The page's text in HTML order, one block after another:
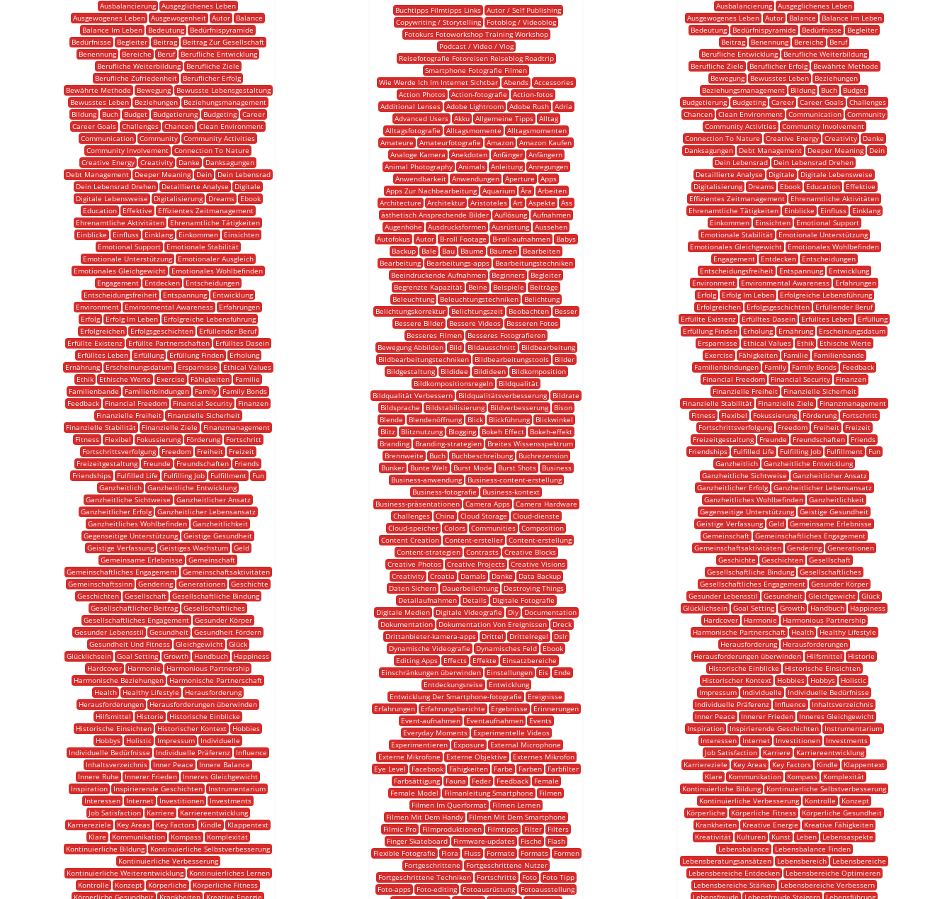
Ausbalancierung Ausgeglichenes Leben
Ausgewogenes Leben Ausgewogenheit Autor
Balance
Balance Im Leben
Bedeutung
Bedürfnispyramide
Bedürfnisse
Begleiter Beitrag
Beitrag Zur Gesellschaft
Benennung
Bereiche Beruf
Berufliche Entwicklung
Berufliche Weiterbildung
Berufliche Ziele
Berufliche Zufriedenheit
Beruflicher Erfolg
Bewährte Methode
Bewegung
Bewusste Lebensgestaltung
Bewusstes Leben
Beziehungen
Beziehungsmanagement
Bildung
Buch Budget Budgetierung Budgeting
Career
Career Goals Challenges Chancen Clean Environment
Communication Community Community Activities
Community Involvement Connection To Nature
Creative Energy Creativity Danke
Danksagungen
Debt Management
Deeper Meaning Dein
Dein Lebensrad
Dein Lebensrad Drehen
Detaillierte Analyse
Digitale
Digitale Lebensweise
Digitalisierung Dreams
Ebook
Education
Effektive
Effizientes Zeitmanagement
Ehrenamtliche Aktivitäten
Ehrenamtliche Tätigkeiten
Einblicke
Einfluss Einklang Einkommen
Einsichten
Emotional Support
Emotionale Stabilität
Emotionale Unterstützung
Emotionaler Ausgleich
Emotionales Gleichgewicht
Emotionales Wohlbefinden
Engagement
Entdecken
Entscheidungen
Entscheidungsfreiheit
Entspannung
Entwicklung
Environment
Environmental Awareness
Erfahrungen
Erfolg
Erfolg Im Leben
Erfolgreiche Lebensführung
Erfolgreichen
Erfolgsgeschichten
Erfüllender Beruf
Erfüllte Existenz
Erfüllte Partnerschaften
Erfülltes Dasein
Erfülltes Leben
Erfüllung Erfüllung Finden
Erholung
Ernährung
Erscheinungsdatum Ersparnisse
Ethical Values
Ethik
Ethische Werte Exercise Fähigkeiten
Familie
Familienbande
Familienbindungen Family
Family Bonds
Feedback
Financial Freedom Financial Security
Finanzen
Finanzielle Freiheit
Finanzielle Sicherheit
Finanzielle Stabilität
Finanzielle Ziele
Finanzmanagement
Fitness
Flexibel Fokussierung Förderung
Fortschritt
Fortschrittsverfolgung
Freedom Freiheit
Freizeit
Freizeitgestaltung
Freunde Freundschaften
Friends
Friendships
Fulfilled Life Fulfilling Job Fulfillment
Fun
Ganzheitlich Ganzheitliche Entwicklung
Ganzheitliche Sichtweise
Ganzheitlicher Ansatz
Ganzheitlicher Erfolg
Ganzheitlicher Lebensansatz
Ganzheitliches Wohlbefinden Ganzheitlichkeit
Gegenseitige Unterstützung Geistige Gesundheit
Geistige Verfassung
Geistiges Wachstum
Geld
Gemeinsame Erlebnisse
Gemeinschaft
Gemeinschaftliches Engagement
Gemeinschaftsaktivitäten
Gemeinschaftssinn
Gendering Generationen
Geschichte
Geschichten
Gesellschaft
Gesellschaftliche Bindung
Gesellschaftlicher Beitrag Gesellschaftliches
Gesellschaftliches Engagement Gesunder Körper
Gesunder Lebensstil
Gesundheit Gesundheit Fördern
Gesundheit Und Fitness
Gleichgewicht
Glück
Glücklichsein Goal Setting Growth Handbuch
Happiness
Hardcover
Harmonie
Harmonious Partnership
Harmonische Beziehungen
Harmonische Partnerschaft
Health
Healthy Lifestyle
Herausforderung
Herausforderungen
Herausforderungen überwinden
Hilfsmittel
Historie
Historische Einblicke
Historische Einsichten
Historischer Kontext
Hobbies
Hobbys
Holistic Impressum
Individuelle
Individuelle Bedürfnisse
Individuelle Präferenz
Influence
Inhaltsverzeichnis
Inner Peace
Innere Balance
Innere Ruhe
Innerer Frieden
Inneres Gleichgewicht
Inspiration
Inspirierende Geschichten
Instrumentarium
Interessen
Internet Investitionen
Investments
Job Satisfaction
Karriere
Karriereentwicklung
Karriereziele
Key Areas Key Factors Kindle
Klappentext
Klare
Kommunikation Kompass
Komplexität
Kontinuierliche Bildung
Kontinuierliche Selbstverbesserung
Kontinuierliche Verbesserung
Kontinuierliche Weiterentwicklung
Kontinuierliches Lernen
Kontrolle
Konzept Körperliche
Körperliche Fitness
Körperliche Gesundheit
Krankheiten
Kreative Energie
Buchtipps Filmtipps Links
Autor / Self Publishing
Copywriting / Storytelling
Fotoblog / Videoblog
Fotokurs Fotoworkshop Training Workshop
Podcast / Video / Vlog
Reisefotografie Fotoreisen Reiseblog Roadtrip
Smartphone Fotografie Filmen
Wie Werde Ich Im Internet Sichtbar
Abends
Accessories
Action Photos Action-fotografie
Action-fotos
Additional Lenses
Adobe Lightroom Adobe Rush
Adria
Advanced Users
Akku Allgemeine Tipps
Alltag
Alltagsfotografie
Alltagsmomente
Alltagsmomenten
Amateure
Amateurfotografie Amazon Amazon Kaufen
Analoge Kamera
Anekdoten Anfänger
Anfängern
Animal Photography
Animals Anleitung
Anregungen
Anwendbarkeit Anwendungen Aperture
Apps
Apps Zur Nachbearbeitung
Aquarium Ära
Arbeiten
Architecture
Architektur Aristoteles Art Aspekte
Ass
ästhetisch Ansprechende Bilder Auflösung Aufnahmen
Augenhöhe
Ausdrucksformen Ausrüstung Aussehen
Autofokus
Autor B-roll Footage B-roll-aufnahmen
Babys
Backup
Bale Bau Bäume Bäumen
Bearbeiten
Bearbeitung
Bearbeitungs-apps
Bearbeitungstechniken
Beeindruckende Aufnahmen
Beginners
Begleiter
Begrenzte Kapazität
Beine Beispiele
Beiträge
Beleuchtung
Beleuchtungstechniken
Belichtung
Belichtungskorrektur
Belichtungszeit Beobachten
Besser
Bessere Bilder
Bessere Videos
Besseren Fotos
Besseres Filmen
Besseres Fotografieren
Bewegung Abbilden
Bild Bildausschnitt
Bildbearbeitung
Bildbearbeitungstechniken
Bildbearbeitungstools
Bilder
Bildgestaltung
Bildidee Bildideen
Bildkomposition
Bildkompositionsregeln
Bildqualität
Bildqualität Verbessern
Bildqualitätsverbesserung
Bildrate
Bildsprache
Bildstabilisierung Bildverbesserung
Bison
Blende
Blendenöffnung Blick Blickführung
Blickwinkel
Blitz
Blitznutzung Blogging Bokeh Effect
Bokeh-effekt
Branding
Branding-strategien
Breites Wissensspektrum
Brennweite
Buch Buchbeschreibung
Buchrezension
Bunker
Bunte Welt Burst Mode Burst Shots
Business
Business-anwendung
Business-content-erstellung
Business-fotografie
Business-kontext
Business-präsentationen
Camera Apps
Camera Hardware
Challenges
China Cloud Storage
Cloud-dienste
Cloud-speicher Colors Communities Composition
Content Creation
Content-ersteller
Content-erstellung
Content-strategien
Contrasts
Creative Blocks
Creative Photos
Creative Projects
Creative Visions
Creativity
Croatia Damals Danke
Data Backup
Daten Sichern
Dauerbelichtung
Destroying Things
Detailaufnahmen
Details
Digitale Fotografie
Digitale Medien
Digitale Videografie Diy
Documentation
Dokumentation
Dokumentation Von Ereignissen
Dreck
Drittanbieter-kamera-apps
Drittel Drittelregel
Dslr
Dynamische Videografie
Dynamisches Feld
Ebook
Editing Apps
Effects Effekte
Einsatzbereiche
Einschränkungen überwinden
Einstellungen Eis
Ende
Entdeckungsreise
Entwicklung
Entwicklung Der Smartphone-fotografie
Ereignisse
Erfahrungen
Erfahrungsberichte Ergebnisse
Erinnerungen
Event-aufnahmen
Eventaufnahmen
Events
Everyday Moments
Experimentelle Videos
Experimentieren
Exposure
External Microphone
Externe Mikrofone
Externe Objektive
Externes Mikrofon
Eye Level
Facebook Fähigkeiten Farbe Farben
Farbfilter
Farbsättigung
Fauna Feder Feedback
Female
Female Model
Filmanleitung Smartphone
Filmen
Filmen Im Querformat
Filmen Lernen
Filmen Mit Dem Handy
Filmen Mit Dem Smartphone
Filmic Pro
Filmproduktionen Filmtipps Filter
Filters
Finger Skateboard
Firmware-updates Fische
Flash
Flexible Fotografie
Flora Fluss Formate Formats
Formen
Fortgeschrittene
Fortgeschrittene Nutzer
Fortgeschrittene Techniken
Fortschritte Foto
Foto Tipp
Foto-apps
Foto-editing Fotoausrüstung
Fotoausstellung
Ausbalancierung Ausgeglichenes Leben
Ausgewogenes Leben
Autor Balance
Balance Im Leben
Bedeutung
Bedürfnispyramide Bedürfnisse
Begleiter
Beitrag
Benennung Bereiche
Beruf
Berufliche Entwicklung
Berufliche Weiterbildung
Berufliche Ziele
Beruflicher Erfolg
Bewährte Methode
Bewegung
Bewusstes Leben
Beziehungen
Beziehungsmanagement
Bildung Buch
Budget
Budgetierung
Budgeting Career Career Goals Challenges
Chancen
Clean Environment Communication
Community
Community Activities
Community Involvement
Connection To Nature
Creative Energy Creativity
Danke
Danksagungen
Debt Management Deeper Meaning
Dein
Dein Lebensrad
Dein Lebensrad Drehen
Detaillierte Analyse
Digitale
Digitale Lebensweise
Digitalisierung
Dreams Ebook Education
Effektive
Effizientes Zeitmanagement
Ehrenamtliche Aktivitäten
Ehrenamtliche Tätigkeiten
Einblicke Einfluss
Einklang
Einkommen
Einsichten
Emotional Support
Emotionale Stabilität
Emotionale Unterstützung
Emotionales Gleichgewicht
Emotionales Wohlbefinden
Engagement
Entdecken
Entscheidungen
Entscheidungsfreiheit
Entspannung
Entwicklung
Environment
Environmental Awareness
Erfahrungen
Erfolg
Erfolg Im Leben
Erfolgreiche Lebensführung
Erfolgreichen
Erfolgsgeschichten
Erfüllender Beruf
Erfüllte Existenz
Erfülltes Dasein Erfülltes Leben
Erfüllung
Erfüllung Finden
Erholung Ernährung
Erscheinungsdatum
Ersparnisse
Ethical Values Ethik
Ethische Werte
Exercise
Fähigkeiten Familie
Familienbande
Familienbindungen
Family Family Bonds
Feedback
Financial Freedom
Financial Security
Finanzen
Finanzielle Freiheit
Finanzielle Sicherheit
Finanzielle Stabilität
Finanzielle Ziele
Finanzmanagement
Fitness
Flexibel Fokussierung Förderung
Fortschritt
Fortschrittsverfolgung
Freedom Freiheit
Freizeit
Freizeitgestaltung
Freunde Freundschaften
Friends
Friendships
Fulfilled Life Fulfilling Job Fulfillment
Fun
Ganzheitlich Ganzheitliche Entwicklung
Ganzheitliche Sichtweise
Ganzheitlicher Ansatz
Ganzheitlicher Erfolg
Ganzheitlicher Lebensansatz
Ganzheitliches Wohlbefinden Ganzheitlichkeit
Gegenseitige Unterstützung Geistige Gesundheit
Geistige Verfassung Geld Gemeinsame Erlebnisse
Gemeinschaft Gemeinschaftliches Engagement
Gemeinschaftsaktivitäten Gendering Generationen
Geschichte
Geschichten
Gesellschaft
Gesellschaftliche Bindung Gesellschaftliches
Gesellschaftliches Engagement Gesunder Körper
Gesunder Lebensstil
Gesundheit Gleichgewicht Glück
Glücklichsein Goal Setting Growth Handbuch
Happiness
Hardcover
Harmonie
Harmonious Partnership
Harmonische Partnerschaft
Health
Healthy Lifestyle
Herausforderung
Herausforderungen
Herausforderungen überwinden
Hilfsmittel
Historie
Historische Einblicke
Historische Einsichten
Historischer Kontext
Hobbies Hobbys
Holistic
Impressum
Individuelle
Individuelle Bedürfnisse
Individuelle Präferenz
Influence
Inhaltsverzeichnis
Inner Peace
Innerer Frieden
Inneres Gleichgewicht
Inspiration
Inspirierende Geschichten
Instrumentarium
Interessen
Internet Investitionen
Investments
Job Satisfaction
Karriere
Karriereentwicklung
Karriereziele
Key Areas Key Factors Kindle
Klappentext
Klare
Kommunikation Kompass
Komplexität
Kontinuierliche Bildung
Kontinuierliche Selbstverbesserung
Kontinuierliche Verbesserung
Kontrolle
Konzept
Körperliche
Körperliche Fitness
Körperliche Gesundheit
Krankheiten
Kreative Energie
Kreative Fähigkeiten
Kreativität
Kulturen Kunst Leben
Lebensaspekte
Lebensbalance
Lebensbalance Finden
Lebensberatungsansätzen
Lebensbereich
Lebensbereiche
Lebensbereiche Entdecken
Lebensbereiche Optimieren
Lebensbereiche Stärken
Lebensbereiche Verbessern
Lebensfreude
Lebensfreude Steigern
Lebensführung